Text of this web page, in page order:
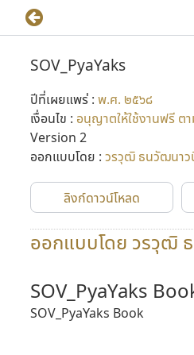
SOV_PyaYaks
ปีที่เผยแพร่ : พ.ศ. ๒๕๖๘
เงื่อนไข : อนุญาตให้ใช้งานฟรี
Version 2
ออกแบบโดย : วรวุฒิ ธนวัฒนาว
ลิงก์ดาวน์โหลด
ออกแบบโดย วรวุฒิ
SOV_PyaYaks
SOV_PyaYaks Book